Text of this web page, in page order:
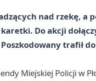
nad rzekę, a
Do akcji
trafił
Miejskiej Policji w